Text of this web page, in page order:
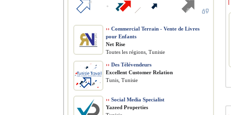
›› Commercial Terrain - Vente de Livres
pour Enfants
Net Rise
Toutes les régions, Tunisie
›› Des Télévendeurs
Excellent Customer Relation
Tunis, Tunisie
›› Social Media Specialist
Yazeed Properties